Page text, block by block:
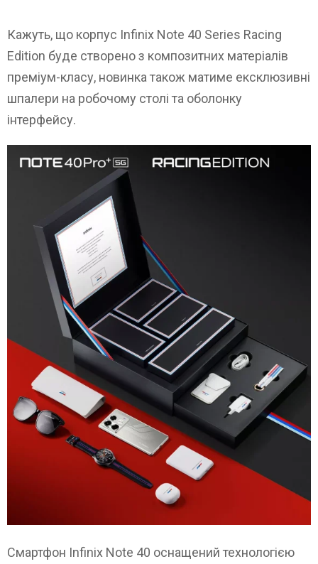
Кажуть, що корпус Infinix Note 40 Series Racing
Edition буде створено з композитних матеріалів
преміум-класу, новинка також матиме ексклюзивні
шпалери на робочому столі та оболонку
інтерфейсу.
Смартфон Infinix Note 40 оснащений технологією